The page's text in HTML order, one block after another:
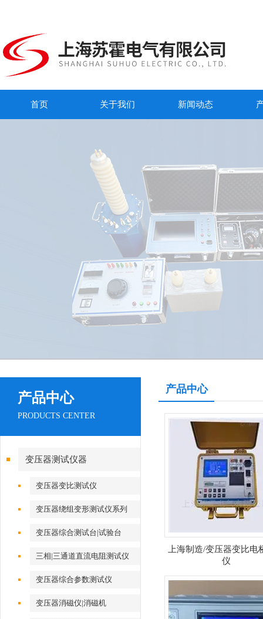
首页 关于我们 新闻动态
产品中心
PRODUCTS CENTER
变压器测试仪器
变压器变比测试仪
变压器绕组变形测试仪系列
变压器综合测试台|试验台
三相|三通道直流电阻测试仪
变压器综合参数测试仪
变压器消磁仪|消磁机
产品中心
上海制造/变压器变比电
仪